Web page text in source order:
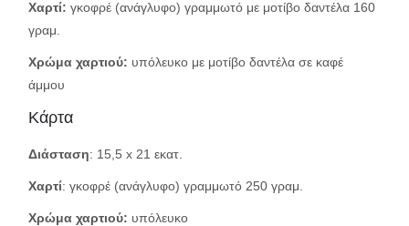
Χαρτί: γκοφρέ (ανάγλυφο) γραμμωτό με μοτίβο δαντέλα 160
γραμ.
Χρώμα χαρτιού: υπόλευκο με μοτίβο δαντέλα σε καφέ
άμμου
Κάρτα
Διάσταση: 15,5 x 21 εκατ.
Χαρτί: γκοφρέ (ανάγλυφο) γραμμωτό 250 γραμ.
Χρώμα χαρτιού: υπόλευκο